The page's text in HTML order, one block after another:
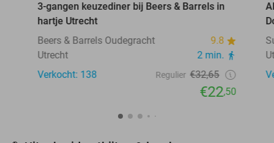
3-gangen keuzediner bij Beers & Barrels in
hartje Utrecht
Beers & Barrels Oudegracht
9.8
Utrecht
2 min.
Verkocht: 138
Regulier €32,65
€22,50